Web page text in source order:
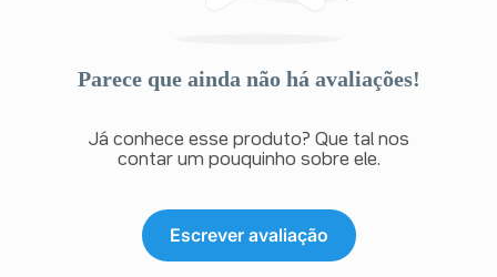
Parece que ainda não há avaliações!
Já conhece esse produto? Que tal nos
contar um pouquinho sobre ele.
Escrever avaliação